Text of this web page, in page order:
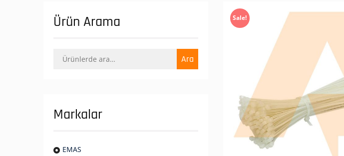
Sale!
Ürün Arama
Ara: Ara
Markalar
EMAS